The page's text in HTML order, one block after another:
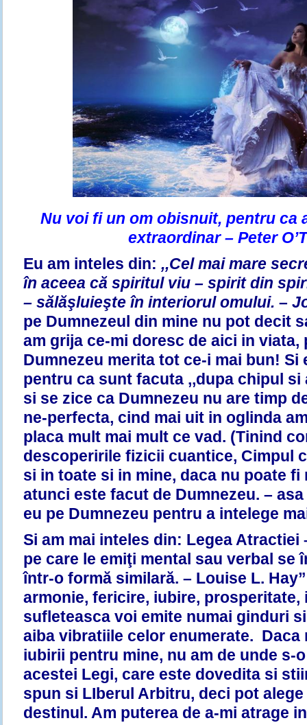
Nu voi fi un om obisnuit, pentru ca
extraordinar – Peter
Eu am inteles din: ,,Cel mai mare
în aceea că spiritul viu – spirit din
– sălăşluieşte în interiorul omului. –
pe Dumnezeul din mine nu pot decit
am grija ce-mi doresc de aici in viata,
Dumnezeu merita tot ce-i mai bun! Si
pentru ca sunt facuta ,,dupa chipul si
si se zice ca Dumnezeu nu are timp
ne-perfecta, cind mai uit in oglinda
placa mult mai mult ce vad. (Tinind
descoperirile fizicii cuantice, Cimpul
si in toate si in mine, daca nu poate fi
atunci este facut de Dumnezeu. –
eu pe Dumnezeu pentru a intelege
Si am mai inteles din: Legea Atractiei
pe care le emiţi mental sau verbal se
într-o formă similară. – Louise L.
armonie, fericire, iubire, prosperitate,
sufleteasca voi emite numai ginduri
aiba vibratiile celor enumerate. Daca
iubirii pentru mine, nu am de unde s-
acestei Legi, care este dovedita si
spun si LIberul Arbitru, deci pot
destinul. Am puterea de a-mi atrage